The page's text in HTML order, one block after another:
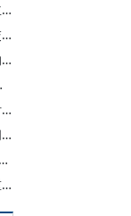
陈文玲：世界经济中的桎梏与当代资本主义危机
陈文玲：努力扩大中美经贸合作的利益交汇点 为世界经济注入更多的确定性与稳定性
陈文玲：百年变局加速，三大主义回潮的深层冲击
模场景
陈文玲：中国这几条经贸红线，谁碰谁付出代价
陈文玲：对近期中国经济几个热点难点问题的深度解析
陈文玲：“西半球化”的美国仍加码对华战略，中国需构筑四条经贸底线
陈文玲：人工智能发展的重大变革与双重场景